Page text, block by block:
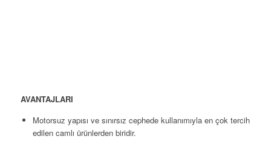
AVANTAJLARI
Motorsuz yapısı ve sınırsız cephede kullanımıyla en çok tercih
edilen camlı ürünlerden biridir.